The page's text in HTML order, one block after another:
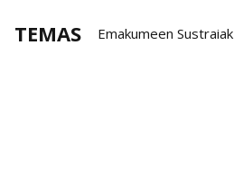
TEMAS
Emakumeen Sustraiak